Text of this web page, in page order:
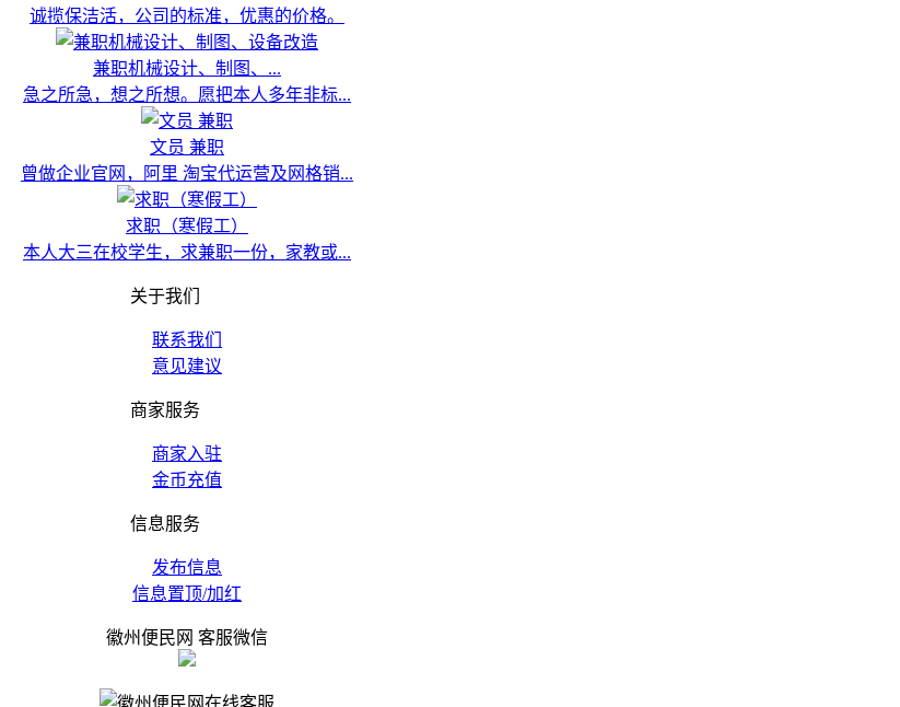
诚揽保洁活，公司的标准，优惠的价格。
兼职机械设计、制图、...
急之所急，想之所想。愿把本人多年非标...
文员 兼职
曾做企业官网，阿里 淘宝代运营及网格销...
求职（寒假工）
本人大三在校学生，求兼职一份，家教或...
关于我们
联系我们
意见建议
商家服务
商家入驻
金币充值
信息服务
发布信息
信息置顶/加红
徽州便民网 客服微信